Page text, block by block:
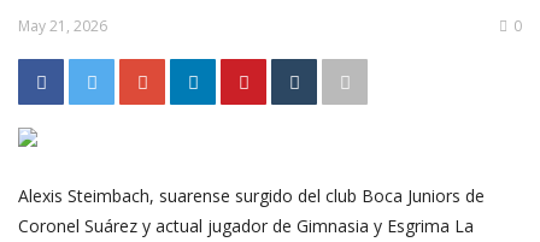
May 21, 2026 0
Alexis Steimbach, suarense surgido del club Boca Juniors de
Coronel Suárez y actual jugador de Gimnasia y Esgrima La